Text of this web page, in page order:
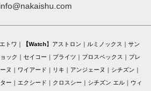
info@nakaishu.com
エトワ Watch アストロン ルミノックス
サン
ック セイコー ブライツ プロスペックス
プレ
ヌ ワイアード リキ アンジェーヌ
シチズン
ー エクシード クロスシー シチズン エル
ウィ